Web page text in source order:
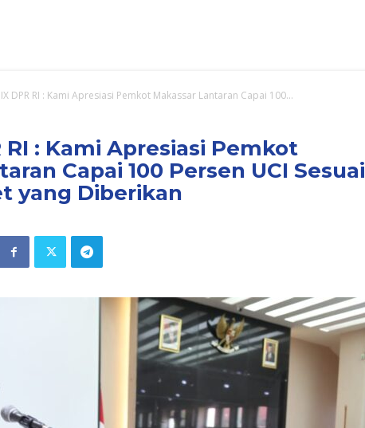
DPR RI : Kami Apresiasi Pemkot Makassar Lantaran Capai 100...
RI : Kami Apresiasi Pemkot
Capai 100 Persen UCI Sesuai
yang Diberikan